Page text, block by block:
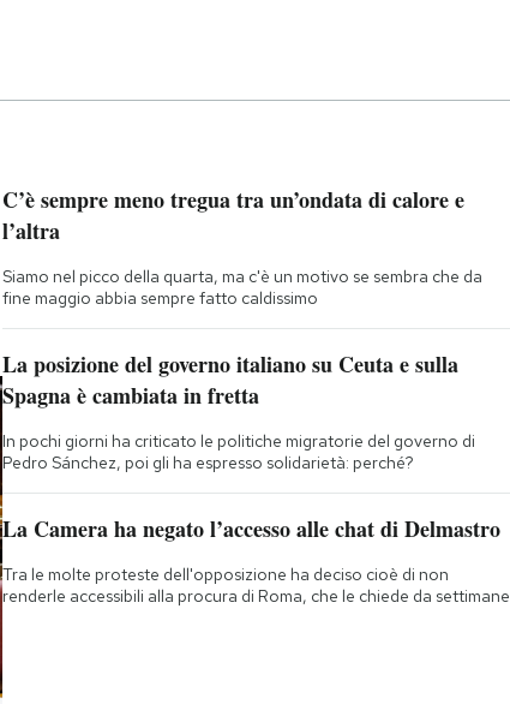
C’è sempre meno tregua tra un’ondata di calore e
l’altra
Siamo nel picco della quarta, ma c'è un motivo se sembra che da
fine maggio abbia sempre fatto caldissimo
La posizione del governo italiano su Ceuta e sulla
Spagna è cambiata in fretta
In pochi giorni ha criticato le politiche migratorie del governo di
Pedro Sánchez, poi gli ha espresso solidarietà: perché?
La Camera ha negato l’accesso alle chat di Delmastro
Tra le molte proteste dell'opposizione ha deciso cioè di non
renderle accessibili alla procura di Roma, che le chiede da settimane